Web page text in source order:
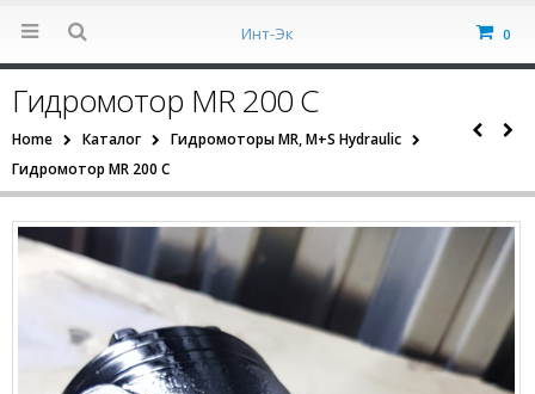
Инт-Эк 0
Гидромотор MR 200 С
Home Каталог
Гидромоторы MR, M+S Hydraulic
Гидромотор MR 200 С